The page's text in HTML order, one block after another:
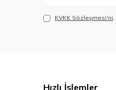
KVKK Sözleşmesi'ni
Hızlı İşlemler